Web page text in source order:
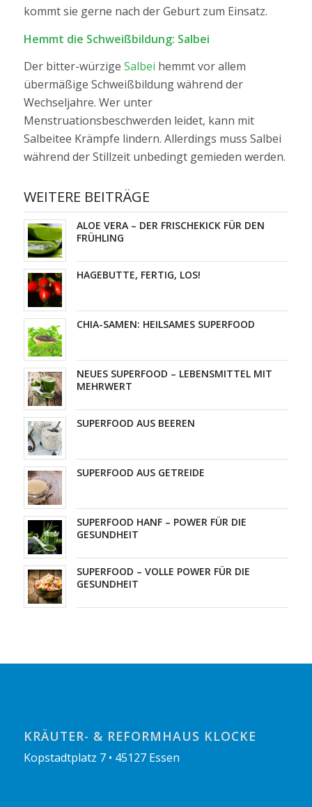
kommt sie gerne nach der Geburt zum Einsatz.
Hemmt die Schweißbildung: Salbei
Der bitter-würzige Salbei hemmt vor allem
übermäßige Schweißbildung während der
Wechseljahre. Wer unter
Menstruationsbeschwerden leidet, kann mit
Salbeitee Krämpfe lindern. Allerdings muss Salbei
während der Stillzeit unbedingt gemieden werden.
WEITERE BEITRÄGE
ALOE VERA – DER FRISCHEKICK FÜR DEN
FRÜHLING
HAGEBUTTE, FERTIG, LOS!
CHIA-SAMEN: HEILSAMES SUPERFOOD
NEUES SUPERFOOD – LEBENSMITTEL MIT
MEHRWERT
SUPERFOOD AUS BEEREN
SUPERFOOD AUS GETREIDE
SUPERFOOD HANF – POWER FÜR DIE
GESUNDHEIT
SUPERFOOD – VOLLE POWER FÜR DIE
GESUNDHEIT
KRÄUTER- & REFORMHAUS KLOCKE
Kopstadtplatz 7 • 45127 Essen